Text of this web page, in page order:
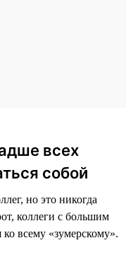
всех
собой
но это никогда
коллеги с большим
всему «зумерскому».